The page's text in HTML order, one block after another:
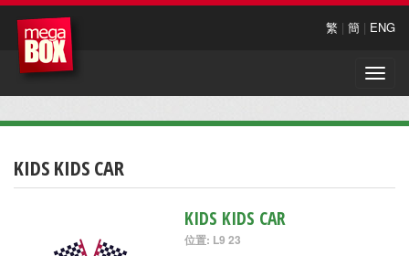
繁 | 簡 | ENG
Toggle
KIDS KIDS CAR
KIDS KIDS CAR
位置: L9 23